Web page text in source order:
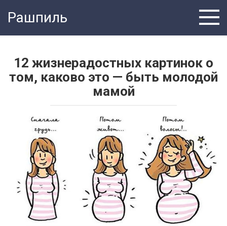
Рашпиль
12 жизнерадостных картинок о
том, каково это — быть молодой
мамой